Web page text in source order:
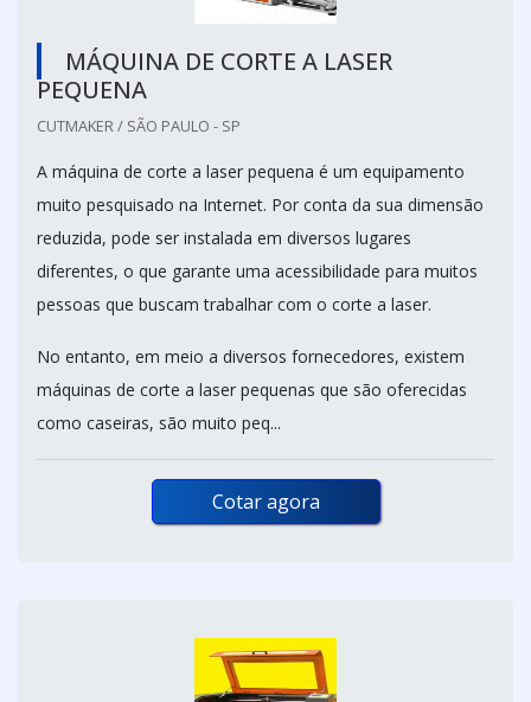
MÁQUINA DE CORTE A LASER
PEQUENA
CUTMAKER / SÃO PAULO - SP
A máquina de corte a laser pequena é um equipamento
muito pesquisado na Internet. Por conta da sua dimensão
reduzida, pode ser instalada em diversos lugares
diferentes, o que garante uma acessibilidade para muitos
pessoas que buscam trabalhar com o corte a laser.
No entanto, em meio a diversos fornecedores, existem
máquinas de corte a laser pequenas que são oferecidas
como caseiras, são muito peq...
Cotar agora